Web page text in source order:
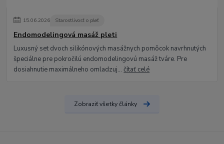
15.06.2026 Starostlivosť o pleť
Endomodelingová masáž pleti
Luxusný set dvoch silikónových masážnych pomôcok navrhnutých
špeciálne pre pokročilú endomodelingovú masáž tváre. Pre
dosiahnutie maximálneho omladzuj...čítať celé
Zobraziť všetky články